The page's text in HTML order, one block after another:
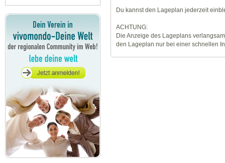
Du kannst den Lageplan jederzeit
ACHTUNG:
Die Anzeige des Lageplans
den Lageplan nur bei einer schnellen